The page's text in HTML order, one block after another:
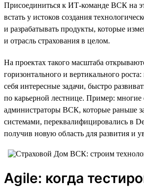
Присоединиться к ИТ-команде ВСК на
встать у истоков создания
и разрабатывать продукты, которые
и отрасль страхования в целом.
На проектах такого масштаба
горизонтального и вертикального
себя интересные задачи, быстро
по карьерной лестнице. Пример: многие
администраторы ВСК, которые раньше
системами, переквалифицировались в
получив новую область для развития и
Agile: когда